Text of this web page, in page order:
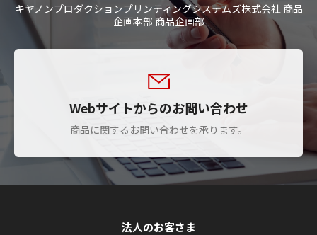
キヤノンプロダクションプリンティングシステムズ株式会社 商品
企画本部 商品企画部
Webサイトからのお問い合わせ
商品に関するお問い合わせを承ります。
法人のお客さま